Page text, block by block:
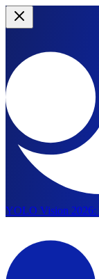
YOLO Vision 2026: